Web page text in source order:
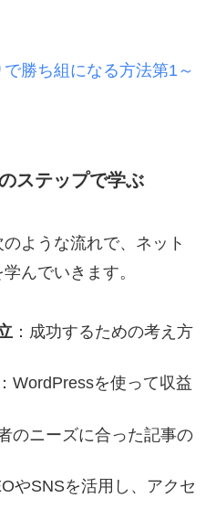
勝ち組になる方法第1～
ステップで学ぶ
ような流れで、ネット
んでいきます。
：成功するための考え方
：WordPressを使って収益
のニーズに合った記事の
やSNSを活用し、アクセ